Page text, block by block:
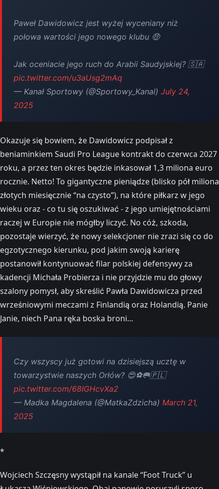
Paweł Dawidowicz jest wyżej wyceniany niż
połowa wartości jego nowego klubu 🤑
Jak oceniacie jego ruch do Arabii Saudyjskiej? 🇸🇦
pic.twitter.com/u3aUsg2mAq
— Kanał Sportowy (@Sportowy_Kanal) July 24,
2025
Okazuje się bowiem, że Dawidowicz podpisał z
beniaminkiem Saudi Pro League kontrakt do czerwca 2027
roku, a przez ten okres będzie inkasował 1,3 miliona euro
rocznie. Netto! To gigantyczne pieniądze (blisko pół miliona
złotych miesięcznie “na czysto”), na które piłkarz w jego
wieku oraz - co tu się oszukiwać - z jego umiejętnościami
raczej w Europie nie mógłby liczyć. No cóż, szkoda,
pozostaje wierzyć, że nowy selekcjoner nie zrazi się co do
egzotycznego kierunku, pod jakim swoją karierę
postanowił kontynuować filar polskiej defensywy za
kadencji Michała Probierza i nie przyjdzie mu do głowy
szalony pomysł, aby skreślić Pawła Dawidowicza przed
wrześniowymi meczami z Finlandią oraz Holandią. Panie
Janie, niech Pana ręka boska broni…
Czy wszyscy już gotowi na dzisiejszą ucztę w
towarzystwie naszych Orłów? 😍⚽🥅🇵🇱
pic.twitter.com/68IGHcvXa2
— Madka Magdalena (@MatkaZdzicha) March 21,
2025
*
Wojciech Szczęsny wystąpił na kanale “Foot Truck” u